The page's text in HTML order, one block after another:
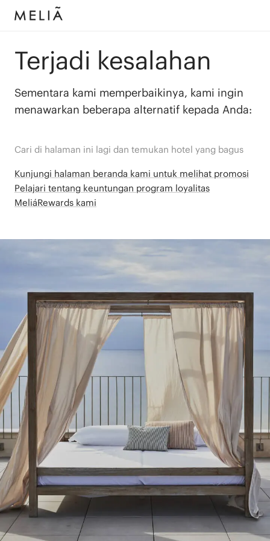
Terjadi kesalahan
Sementara kami memperbaikinya, kami ingin
menawarkan beberapa alternatif kepada Anda:
Cari di halaman ini lagi dan temukan hotel yang bagus
Kunjungi halaman beranda kami untuk melihat promosi
Pelajari tentang keuntungan program loyalitas
MeliáRewards kami